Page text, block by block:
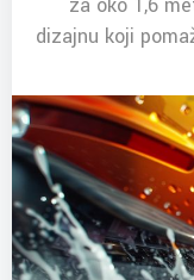
za oko 1,6
dizajnu koji